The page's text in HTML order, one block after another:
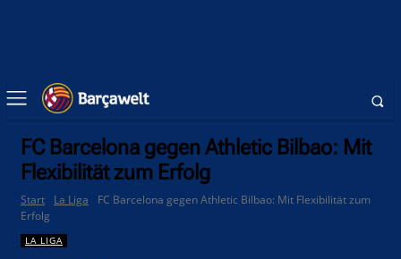
FC Barcelona gegen Athletic Bilbao: Mit
Flexibilität zum Erfolg
Start La Liga
FC Barcelona gegen Athletic Bilbao: Mit Flexibilität zum
Erfolg
LA LIGA